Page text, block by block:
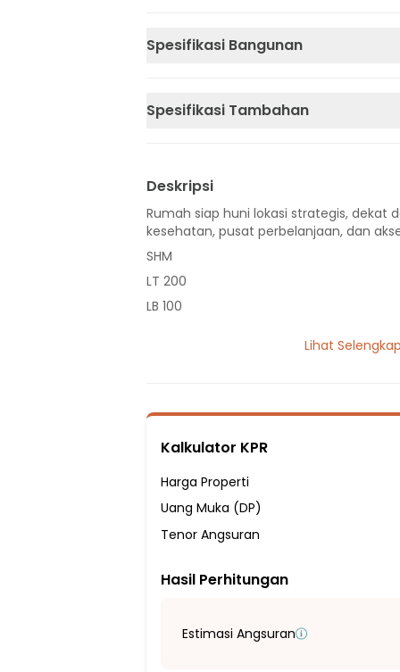
Spesifikasi Bangunan
Spesifikasi Tambahan
Deskripsi
Rumah siap huni lokasi strategis, dekat
kesehatan, pusat perbelanjaan, dan
SHM
LT 200
LB 100
Hadap Barat
Fasilitas Sekitar Hunian:
6 Menit ke SDN Negeri Pondok Ranji 04
12 Menit ke SD Negeri 02 Pondok Ranji
7 Menit ke Sekolah Al - Azhar SD berkat
8 Menit ke SD & SMP Pembangunan Jaya
Lihat
Kalkulator KPR
Harga Properti
Uang Muka (DP)
Tenor Angsuran
Hasil Perhitungan
Estimasi Angsuran